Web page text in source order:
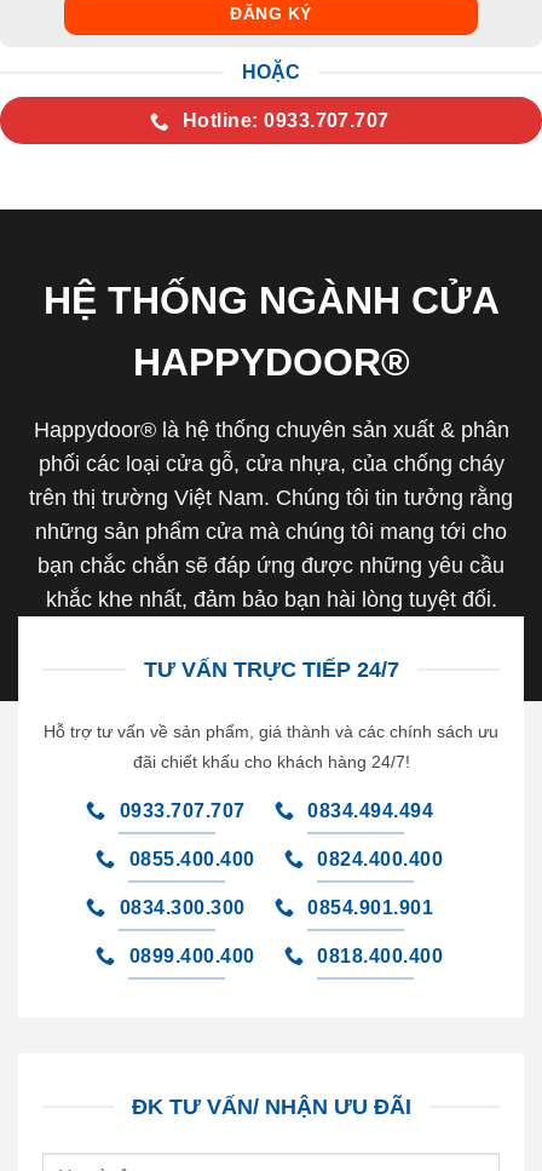
HOẶC
Hotline: 0933.707.707
HỆ THỐNG NGÀNH CỬA
HAPPYDOOR®
Happydoor® là hệ thống chuyên sản xuất & phân
phối các loại cửa gỗ, cửa nhựa, của chống cháy
trên thị trường Việt Nam. Chúng tôi tin tưởng rằng
những sản phẩm cửa mà chúng tôi mang tới cho
bạn chắc chắn sẽ đáp ứng được những yêu cầu
khắc khe nhất, đảm bảo bạn hài lòng tuyệt đối.
TƯ VẤN TRỰC TIẾP 24/7
Hỗ trợ tư vấn về sản phẩm, giá thành và các chính sách ưu
đãi chiết khấu cho khách hàng 24/7!
0933.707.707 0834.494.494
0855.400.400 0824.400.400
0834.300.300 0854.901.901
0899.400.400 0818.400.400
ĐK TƯ VẤN/ NHẬN ƯU ĐÃI